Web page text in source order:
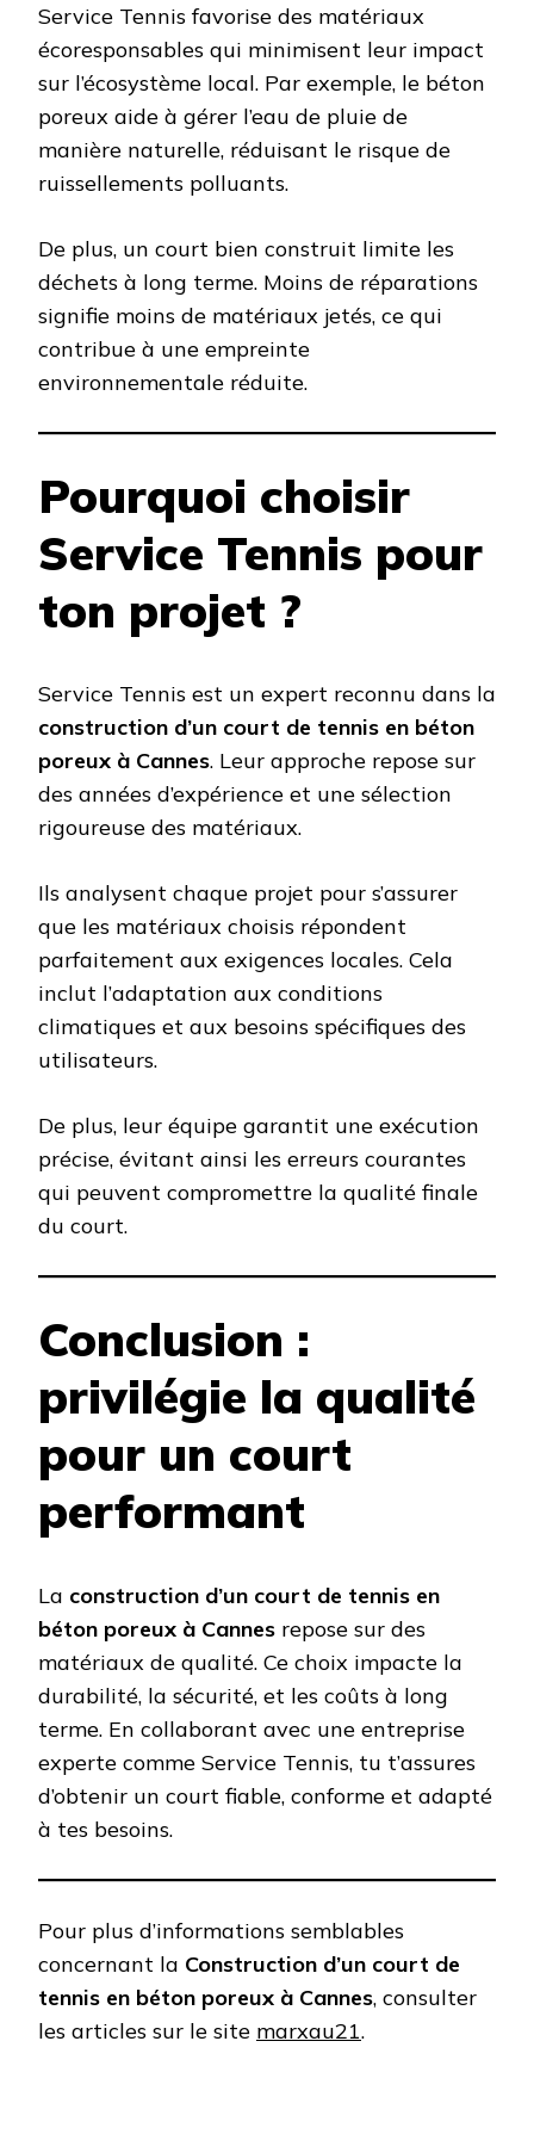
Service Tennis favorise des matériaux
écoresponsables qui minimisent leur impact
sur l’écosystème local. Par exemple, le béton
poreux aide à gérer l’eau de pluie de
manière naturelle, réduisant le risque de
ruissellements polluants.
De plus, un court bien construit limite les
déchets à long terme. Moins de réparations
signifie moins de matériaux jetés, ce qui
contribue à une empreinte
environnementale réduite.
Pourquoi choisir
Service Tennis pour
ton projet ?
Service Tennis est un expert reconnu dans la
construction d’un court de tennis en béton
poreux à Cannes. Leur approche repose sur
des années d’expérience et une sélection
rigoureuse des matériaux.
Ils analysent chaque projet pour s’assurer
que les matériaux choisis répondent
parfaitement aux exigences locales. Cela
inclut l’adaptation aux conditions
climatiques et aux besoins spécifiques des
utilisateurs.
De plus, leur équipe garantit une exécution
précise, évitant ainsi les erreurs courantes
qui peuvent compromettre la qualité finale
du court.
Conclusion :
privilégie la qualité
pour un court
performant
La construction d’un court de tennis en
béton poreux à Cannes repose sur des
matériaux de qualité. Ce choix impacte la
durabilité, la sécurité, et les coûts à long
terme. En collaborant avec une entreprise
experte comme Service Tennis, tu t’assures
d’obtenir un court fiable, conforme et adapté
à tes besoins.
Pour plus d’informations semblables
concernant la Construction d’un court de
tennis en béton poreux à Cannes, consulter
les articles sur le site marxau21.